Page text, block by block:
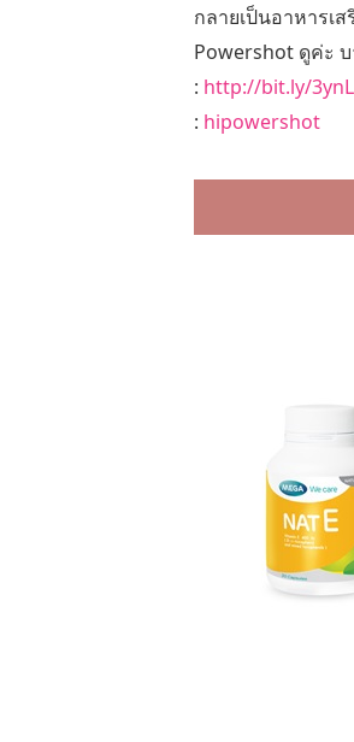
กลายเป็นอาหารเ
Powershot ดูค่ะ
: http://bit.ly/
: hipowershot